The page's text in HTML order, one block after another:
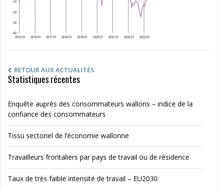
RETOUR AUX ACTUALITÉS
Statistiques récentes
Enquête auprès des consommateurs wallons – indice de la
confiance des consommateurs
Tissu sectoriel de l’économie wallonne
Travailleurs frontaliers par pays de travail ou de résidence
Taux de très faible intensité de travail – EU2030